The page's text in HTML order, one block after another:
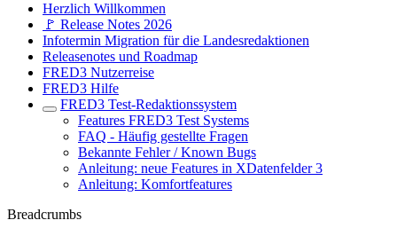
Herzlich Willkommen
🚩 Release Notes 2026
Infotermin Migration für die Landesredaktionen
Releasenotes und Roadmap
FRED3 Nutzerreise
FRED3 Hilfe
FRED3 Test-Redaktionssystem
Features FRED3 Test Systems
FAQ - Häufig gestellte Fragen
Bekannte Fehler / Known Bugs
Anleitung: neue Features in XDatenfelder 3
Anleitung: Komfortfeatures
Breadcrumbs